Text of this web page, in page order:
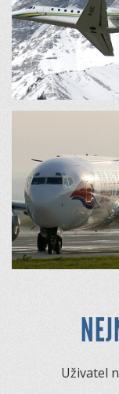
Uživatel